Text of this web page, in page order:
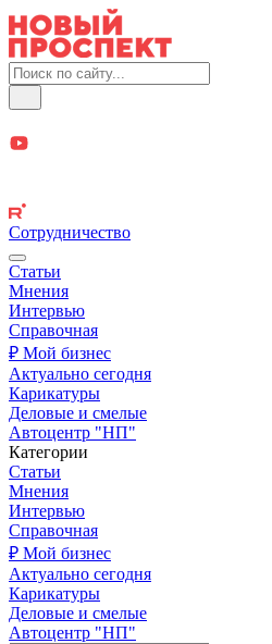
Сотрудничество
Статьи
Мнения
Интервью
Справочная
₽ Мой бизнес
Актуально сегодня
Карикатуры
Деловые и смелые
Автоцентр "НП"
Категории
Статьи
Мнения
Интервью
Справочная
₽ Мой бизнес
Актуально сегодня
Карикатуры
Деловые и смелые
Автоцентр "НП"